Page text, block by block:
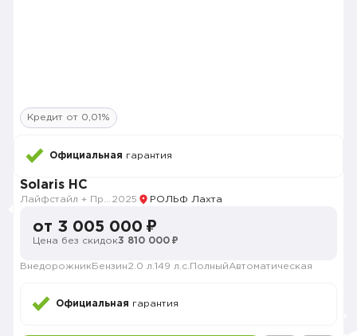
Кредит от 0,01%
Официальная гарантия
Solaris HC
2025 РОЛЬФ Лахта
от 3 005 000 ₽
Цена без скидок3 810 000 ₽
Внедорожник Бензин2.0 л. 149 л.с. ПолныйАвтоматическая
Официальная гарантия